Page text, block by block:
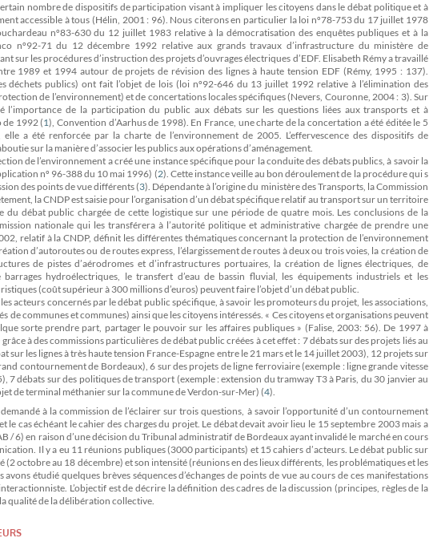
nombre de dispositifs de participation visant à impliquer les citoyens dans le débat politique et à
accessible à tous (Hélin, 2001 : 96). Nous citerons en particulier la loi nº78-753 du 17 juillet 1978
nº83-630 du 12 juillet 1983 relative à la démocratisation des enquêtes publiques et à la
nº92-71 du 12 décembre 1992 relative aux grands travaux d’infrastructure du ministère de
sur les procédures d’instruction des projets d’ouvrages électriques d’EDF. Elisabeth Rémy a travaillé
1989 et 1994 autour de projets de révision des lignes à haute tension EDF (Rémy, 1995 : 137).
déchets publics) ont fait l’objet de lois (loi nº92-646 du 13 juillet 1992 relative à l’élimination des
de l’environnement) et de concertations locales spécifiques (Nevers, Couronne, 2004 : 3). Sur
l’importance de la participation du public aux débats sur les questions liées aux transports et à
de 1992 (1), Convention d’Aarhus de 1998). En France, une charte de la concertation a été éditée le 5
a été renforcée par la charte de l’environnement de 2005. L’effervescence des dispositifs de
sur la manière d’associer les publics aux opérations d’aménagement.
de l’environnement a créé une instance spécifique pour la conduite des débats publics, à savoir la
nº 96-388 du 10 mai 1996) (2). Cette instance veille au bon déroulement de la procédure qui s
des points de vue différents (3). Dépendante à l’origine du ministère des Transports, la Commission
la CNDP est saisie pour l’organisation d’un débat spécifique relatif au transport sur un territoire
débat public chargée de cette logistique sur une période de quatre mois. Les conclusions de la
nationale qui les transférera à l’autorité politique et administrative chargée de prendre une
relatif à la CNDP, définit les différentes thématiques concernant la protection de l’environnement
d’autoroutes ou de routes express, l’élargissement de routes à deux ou trois voies, la création de
de pistes d’aérodromes et d’infrastructures portuaires, la création de lignes électriques, de
barrages hydroélectriques, le transfert d’eau de bassin fluvial, les équipements industriels et les
(coût supérieur à 300 millions d’euros) peuvent faire l’objet d’un débat public.
acteurs concernés par le débat public spécifique, à savoir les promoteurs du projet, les associations,
de communes et communes) ainsi que les citoyens intéressés. « Ces citoyens et organisations peuvent
sorte prendre part, partager le pouvoir sur les affaires publiques » (Falise, 2003: 56). De 1997 à
à des commissions particulières de débat public créées à cet effet : 7 débats sur des projets liés au
sur les lignes à très haute tension France-Espagne entre le 21 mars et le 14 juillet 2003), 12 projets sur
contournement de Bordeaux), 6 sur des projets de ligne ferroviaire (exemple : ligne grande vitesse
7 débats sur des politiques de transport (exemple : extension du tramway T3 à Paris, du 30 janvier au
de terminal méthanier sur la commune de Verdon-sur-Mer) (4).
à la commission de l’éclairer sur trois questions, à savoir l’opportunité d’un contournement
cas échéant le cahier des charges du projet. Le débat devait avoir lieu le 15 septembre 2003 mais a
/ 6) en raison d’une décision du Tribunal administratif de Bordeaux ayant invalidé le marché en cours
Il y a eu 11 réunions publiques (3000 participants) et 15 cahiers d’acteurs. Le débat public sur
octobre au 18 décembre) et son intensité (réunions en des lieux différents, les problématiques et les
étudié quelques brèves séquences d’échanges de points de vue au cours de ces manifestations
L’objectif est de décrire la définition des cadres de la discussion (principes, règles de la
qualité de la délibération collective.